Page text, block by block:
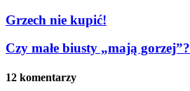
Grzech nie kupić!
Czy małe biusty „mają gorzej”?
12 komentarzy